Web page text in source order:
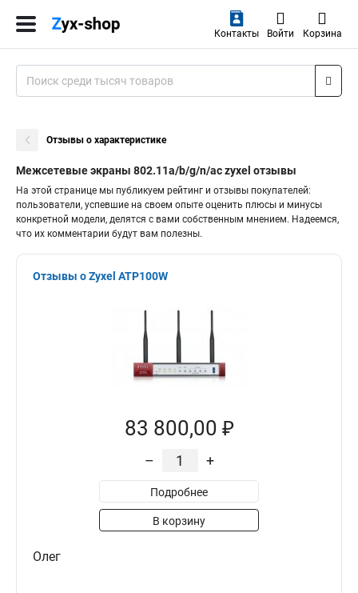
Контакты Войти Корзина
Отзывы о характеристике
Межсетевые экраны 802.11a/b/g/n/ac zyxel отзывы
На этой странице мы публикуем рейтинг и отзывы покупателей:
пользователи, успевшие на своем опыте оценить плюсы и минусы
конкретной модели, делятся с вами собственным мнением. Надеемся,
что их комментарии будут вам полезны.
Отзывы о Zyxel ATP100W
83 800,00 ₽
– +
Подробнее
В корзину
Олег